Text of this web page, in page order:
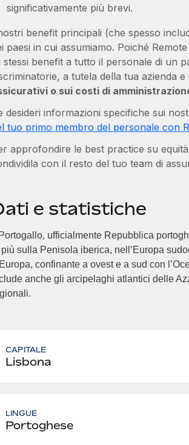
significativamente più brevi.
benefit principali (che spesso
paesi in cui assumiamo. Poiché
stessi benefit a tutto il personale di un
a tutela della tua azienda e
o sui costi di
desideri informazioni specifiche sui
tuo primo membro del personale con
approfondire le best practice su
con il resto del tuo team di
e statistiche
Portogallo, ufficialmente Repubblica
più sulla Penisola iberica, nell’Europa
confinante a ovest e a sud con
anche gli arcipelaghi atlantici delle
CAPITALE
Lisbona
LINGUE
Portoghese